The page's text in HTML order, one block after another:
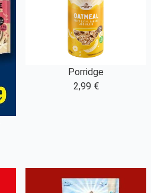
Porridge
2,99 €